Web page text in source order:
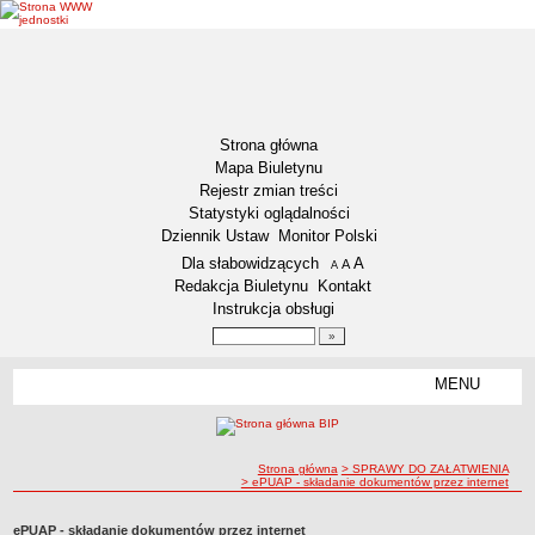
Strona główna
Mapa Biuletynu
Rejestr zmian treści
Statystyki oglądalności
Dziennik Ustaw
Monitor Polski
Menu dodatkowe
Dla słabowidzących A pomniejsz czcionkę
A standardowy rozmiar czcionki
A
Redakcja Biuletynu
Kontakt
Instrukcja obsługi
MENU
Lokalizacja
Insygnia gminy
ścieżka nawigacji
Strona główna > SPRAWY DO ZAŁATWIENIA
> ePUAP - składanie dokumentów przez internet
ePUAP - składanie dokumentów przez internet